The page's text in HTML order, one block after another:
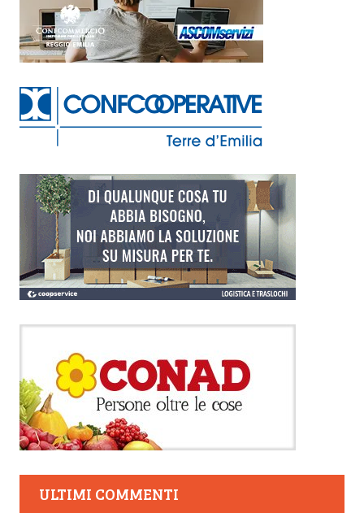
ULTIMI COMMENTI